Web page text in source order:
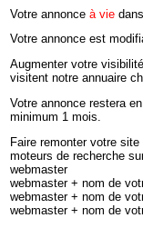
Votre annonceà vie
Votre annonce est
Augmenter votre
visitent notre annuaire
Votre annonce restera
minimum 1 mois.
Faire remonter votre
moteurs de recherche
webmaster
webmaster + nom de
webmaster + nom de
webmaster + nom de